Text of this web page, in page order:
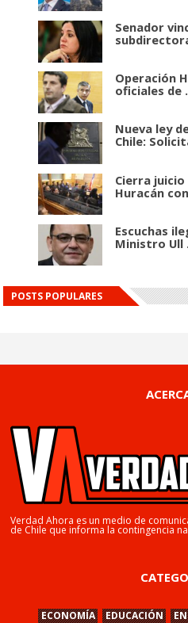
Senador
Operación
oficiales de
Nueva ley
Chile:
Cierra
Huracán
Escuchas
Ministro Ull
POSTS POPULARES
Verdad Ahora es un medio de
de Chile que informa la contingencia
ECONOMÍA EDUCACIÓN